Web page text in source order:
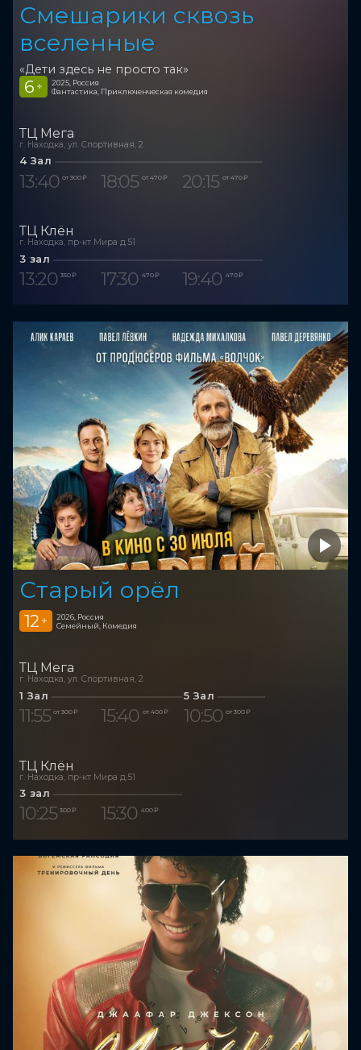
Смешарики сквозь
вселенные
«Дети здесь не просто так»
6 +
2025, Россия
Фантастика, Приключенческая комедия
ТЦ Мега
г. Находка, ул. Спортивная, 2
4 Зал
13:40 от 300 ₽ 18:05 от 470 ₽ 20:15 от 470 ₽
ТЦ Клён
г. Находка, пр-кт Мира д.51
3 зал
13:20 350 ₽ 17:30 470 ₽ 19:40 470 ₽
Старый орёл
12 +
2026, Россия
Семейный, Комедия
ТЦ Мега
г. Находка, ул. Спортивная, 2
1 Зал
11:55 от 300 ₽ 15:40 от 400 ₽
5 Зал
10:50 от 300 ₽
ТЦ Клён
г. Находка, пр-кт Мира д.51
3 зал
10:25 300 ₽ 15:30 400 ₽